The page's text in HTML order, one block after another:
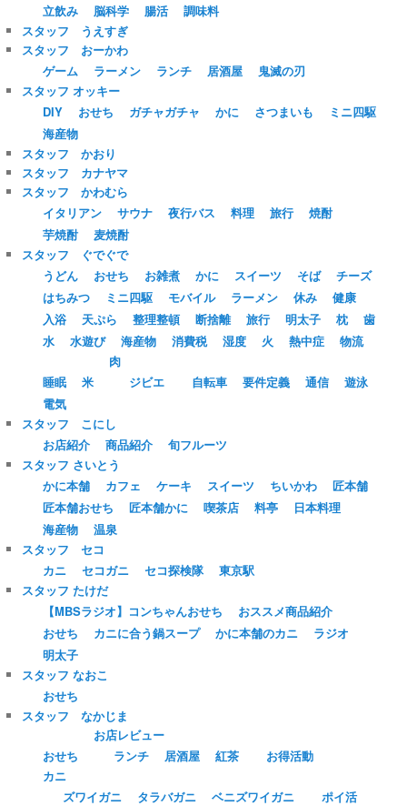
立飲み
脳科学 腸活
調味料
スタッフ うえすぎ
スタッフ おーかわ
ゲーム
ラーメン ランチ 居酒屋
鬼滅の刃
スタッフ オッキー
DIY
おせち ガチャガチャ かに さつまいも
ミニ四駆
海産物
スタッフ かおり
スタッフ カナヤマ
スタッフ かわむら
イタリアン
サウナ 夜行バス 料理 旅行
焼酎
芋焼酎
麦焼酎
スタッフ ぐでぐで
うどん
おせち お雑煮 かに スイーツ そば
チーズ
はちみつ
ミニ四駆 モバイル ラーメン 休み
健康
入浴
天ぷら 整理整頓 断捨離 旅行 明太子 枕
歯
水
水遊び 海産物 消費税 湿度 火 熱中症 物流
睡眠 米
肉
ジビエ
自転車 要件定義 通信
遊泳
電気
スタッフ こにし
お店紹介
商品紹介
旬フルーツ
スタッフ さいとう
かに本舗
カフェ ケーキ スイーツ ちいかわ
匠本舗
匠本舗おせち
匠本舗かに 喫茶店 料亭
日本料理
海産物
温泉
スタッフ セコ
カニ
セコガニ セコ探検隊
東京駅
スタッフ たけだ
【MBSラジオ】コンちゃんおせち
おススメ商品紹介
おせち
カニに合う鍋スープ かに本舗のカニ
ラジオ
明太子
スタッフ なおこ
おせち
スタッフ なかじま
おせち
お店レビュー
ランチ
居酒屋 紅茶
お得活動
カニ
ズワイガニ
タラバガニ ベニズワイガニ
ポイ活